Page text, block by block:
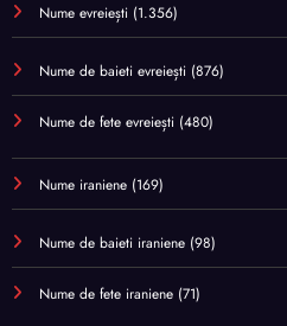
Nume evreiești (1.356)
Nume de baieti evreiești (876)
Nume de fete evreiești (480)
Nume iraniene (169)
Nume de baieti iraniene (98)
Nume de fete iraniene (71)